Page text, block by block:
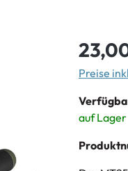
Preise
auf Lager